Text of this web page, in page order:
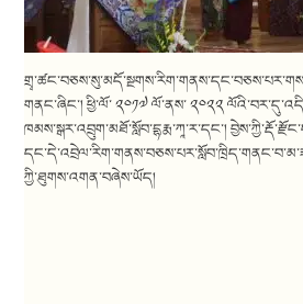
གནང་ཞིང་། ཕྱི་ལོ་ ༢༠༡༧ ལོ་ནས་ ༢༠༢༢
ཁམས་སྒར་འབྲུག་མཐོ་སློབ་དྷརྨ་ཀཱ་ར་དང་།
ཀྱི་ཐུགས་འགན་བཞེས་ཡོད།